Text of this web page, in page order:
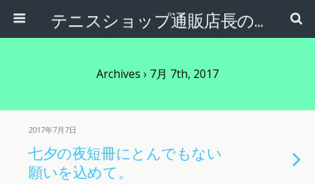
テニスショップ通販店長のブログ＠テニスショップLAFINO 西山克久
Archives › 7月 7th, 2017
2017年7月7日
七夕の夜短冊にとんでもない
願いを込めて。